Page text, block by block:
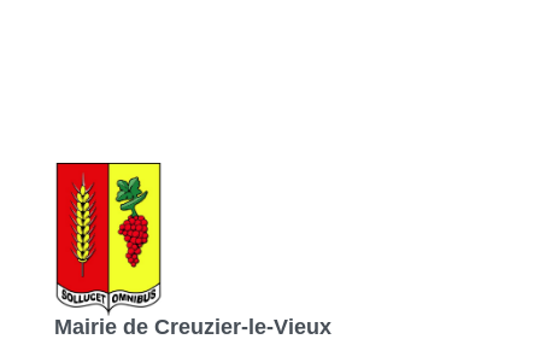
Mairie de Creuzier-le-Vieux